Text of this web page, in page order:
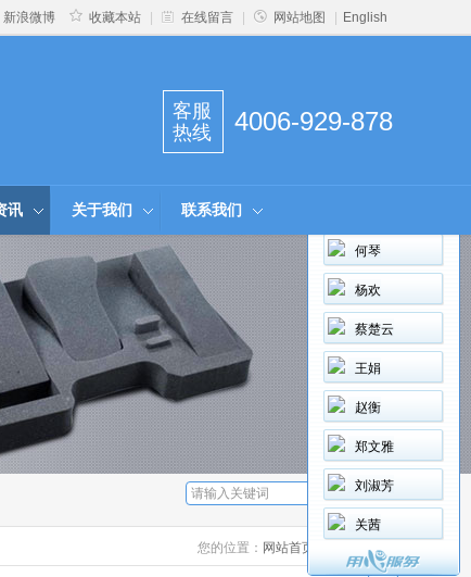
何琴
杨欢
蔡楚云
王娟
赵衡
郑文雅
刘淑芳
关茜
新浪微博 收藏本站 在线留言 网站地图 English
客服
热线
4006-929-878
讯 关于我们 联系我们
您的位置： 网站首页 公司新闻